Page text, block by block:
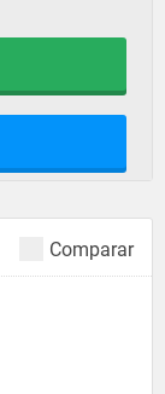
Comparar